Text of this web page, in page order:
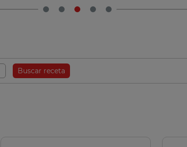
Buscar receta